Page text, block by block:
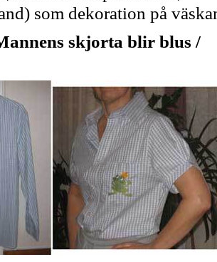
som dekoration på
skjorta blir blus /